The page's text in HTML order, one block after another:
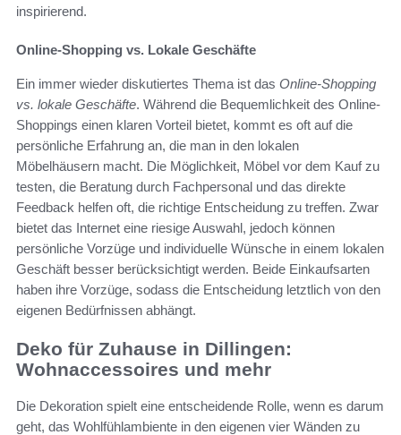
inspirierend.
Online-Shopping vs. Lokale Geschäfte
Ein immer wieder diskutiertes Thema ist das Online-Shopping
vs. lokale Geschäfte. Während die Bequemlichkeit des Online-
Shoppings einen klaren Vorteil bietet, kommt es oft auf die
persönliche Erfahrung an, die man in den lokalen
Möbelhäusern macht. Die Möglichkeit, Möbel vor dem Kauf zu
testen, die Beratung durch Fachpersonal und das direkte
Feedback helfen oft, die richtige Entscheidung zu treffen. Zwar
bietet das Internet eine riesige Auswahl, jedoch können
persönliche Vorzüge und individuelle Wünsche in einem lokalen
Geschäft besser berücksichtigt werden. Beide Einkaufsarten
haben ihre Vorzüge, sodass die Entscheidung letztlich von den
eigenen Bedürfnissen abhängt.
Deko für Zuhause in Dillingen:
Wohnaccessoires und mehr
Die Dekoration spielt eine entscheidende Rolle, wenn es darum
geht, das Wohlfühlambiente in den eigenen vier Wänden zu